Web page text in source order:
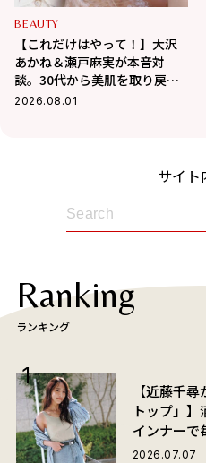
BEAUTY
【これだけはやって！】大沢
あかね＆瀬戸麻実が本音対
談。30代から美肌を取り戻す
スキンケアの正解
2026.08.01
サイト
Ranking
ランキング
【近藤千
トップ」
インナーで
2026.07.07